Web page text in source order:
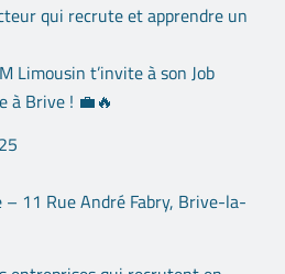
qui recrute et apprendre un
Limousin t’invite à son Job
à Brive ! 💼🔥
– 11 Rue André Fabry, Brive-la-